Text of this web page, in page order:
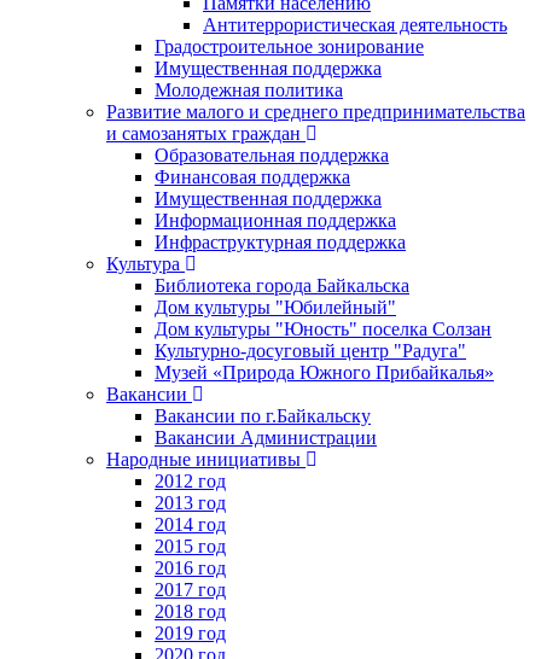
Антитеррористическая деятельность
Градостроительное зонирование
Имущественная поддержка
Молодежная политика
Развитие малого и среднего предпринимательства
и самозанятых граждан
Образовательная поддержка
Финансовая поддержка
Имущественная поддержка
Информационная поддержка
Инфраструктурная поддержка
Культура
Библиотека города Байкальска
Дом культуры "Юбилейный"
Дом культуры "Юность" поселка Солзан
Культурно-досуговый центр "Радуга"
Музей «Природа Южного Прибайкалья»
Вакансии
Вакансии по г.Байкальску
Вакансии Администрации
Народные инициативы
2012 год
2013 год
2014 год
2015 год
2016 год
2017 год
2018 год
2019 год
2020 год